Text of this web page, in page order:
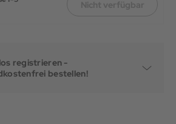
registrieren -
bestellen!